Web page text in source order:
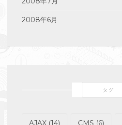
2008年6月
タグ
AJAX (14) CMS (6)